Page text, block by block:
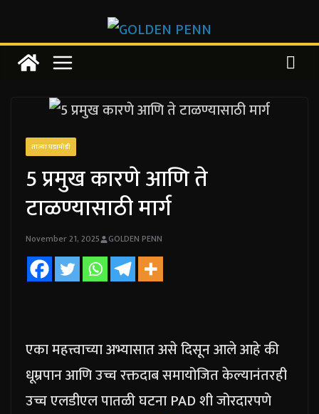
to
content
ताज्या घडामोडी
5 प्रमुख कारणे आणि ते
टाळण्यासाठी मार्ग
November 21, 2025 GOLDEN PENN
एका महत्त्वाच्या अभ्यासात असे दिसून आले आहे की
धूम्रपान आणि उच्च रक्तदाब समायोजित केल्यानंतरही
उच्च एलडीएल पातळी घटना PAD शी जोरदारपणे